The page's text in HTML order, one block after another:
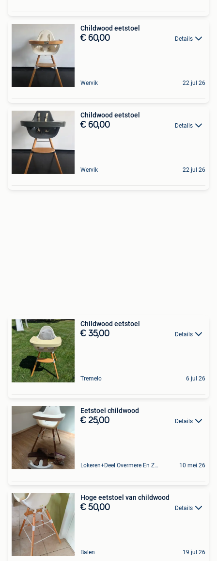
Childwood eetstoel
€ 60,00 Details
Wervik 22 jul 26
Childwood eetstoel
€ 60,00 Details
Wervik 22 jul 26
Childwood eetstoel
€ 35,00 Details
Tremelo 6 jul 26
Eetstoel childwood
€ 25,00 Details
Lokeren+Deel Overmere En Zele 10 mei 26
Hoge eetstoel van childwood
€ 50,00 Details
Balen 19 jul 26